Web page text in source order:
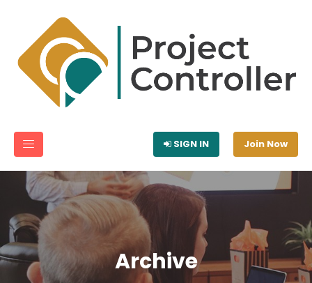
SIGN IN Join Now
Archive